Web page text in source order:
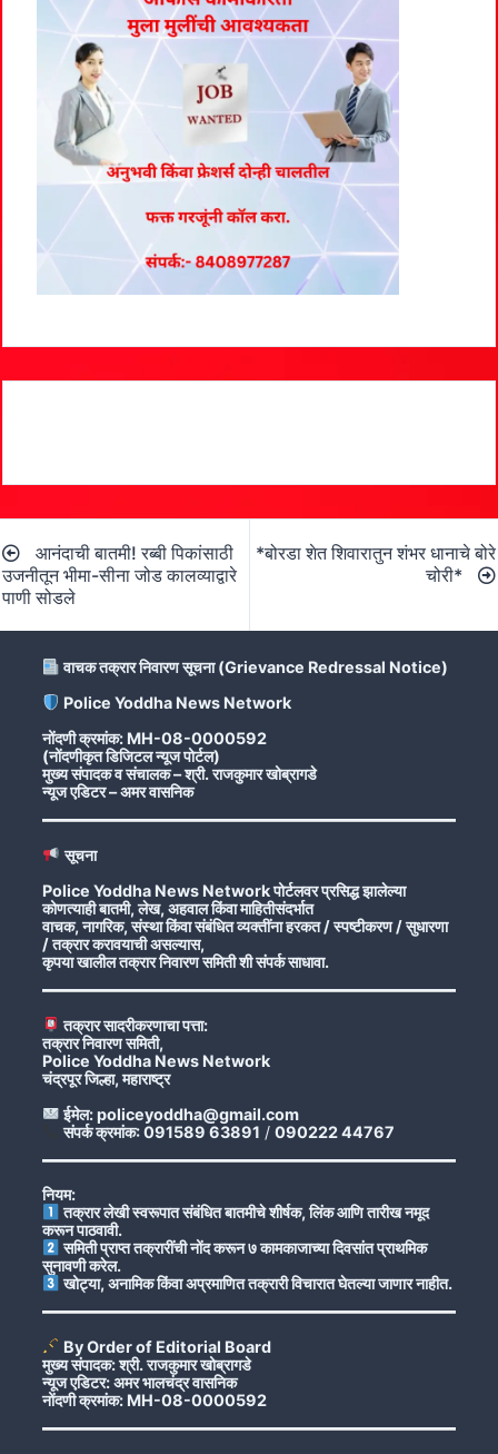
navigation
आनंदाची बातमी! रब्बी पिकांसाठी
उजनीतून भीमा-सीना जोड कालव्याद्वारे
पाणी सोडले
*बोरडा शेत शिवारातुन शंभर धानाचे बोरे
चोरी*
वाचक तक्रार निवारण सूचना (Grievance Redressal Notice)
Police Yoddha News Network
नोंदणी क्रमांक: MH-08-0000592
(नोंदणीकृत डिजिटल न्यूज पोर्टल)
मुख्य संपादक व संचालक – श्री. राजकुमार खोब्रागडे
न्यूज एडिटर – अमर वासनिक
सूचना
Police Yoddha News Network पोर्टलवर प्रसिद्ध झालेल्या
कोणत्याही बातमी, लेख, अहवाल किंवा माहितीसंदर्भात
वाचक, नागरिक, संस्था किंवा संबंधित व्यक्तींना हरकत / स्पष्टीकरण / सुधारणा
/ तक्रार करावयाची असल्यास,
कृपया खालील तक्रार निवारण समिती शी संपर्क साधावा.
तक्रार सादरीकरणाचा पत्ता:
तक्रार निवारण समिती,
Police Yoddha News Network
चंद्रपूर जिल्हा, महाराष्ट्र
ईमेल: policeyoddha@gmail.com
संपर्क क्रमांक: 091589 63891 / 090222 44767
नियम:
तक्रार लेखी स्वरूपात संबंधित बातमीचे शीर्षक, लिंक आणि तारीख नमूद
करून पाठवावी.
समिती प्राप्त तक्रारींची नोंद करून ७ कामकाजाच्या दिवसांत प्राथमिक
सुनावणी करेल.
खोट्या, अनामिक किंवा अप्रमाणित तक्रारी विचारात घेतल्या जाणार नाहीत.
By Order of Editorial Board
मुख्य संपादक: श्री. राजकुमार खोब्रागडे
न्यूज एडिटर: अमर भालचंद्र वासनिक
नोंदणी क्रमांक: MH-08-0000592